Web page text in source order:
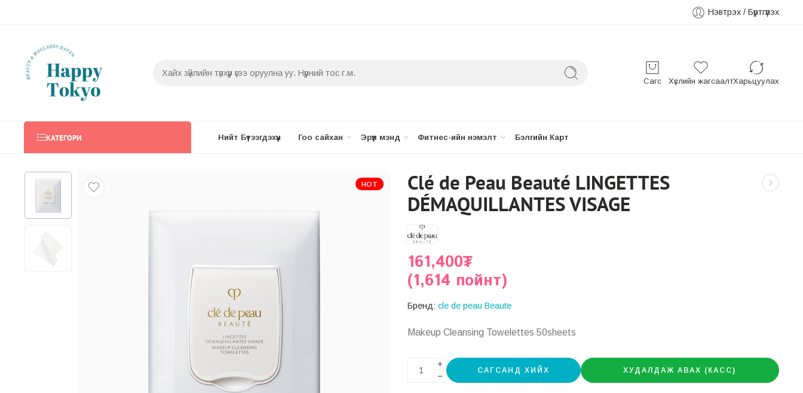
Нэвтрэх / Бүртгүүлэх
Сагс Хүслийн жагсаалтХарьцуулах
КАТЕГОРИ Нийт Бүтээгдэхүүн Гоо сайхан Эрүүл мэнд Фитнес-ийн нэмэлт Бэлгийн Карт
HOT
Clé de Peau Beauté LINGETTES
DÉMAQUILLANTES VISAGE
161,400₮
(1,614 пойнт)
Бренд: cle de peau Beaute
Makeup Cleansing Towelettes 50sheets
САГСАНД ХИЙХ ХУДАЛДАЖ АВАХ (КАСС)